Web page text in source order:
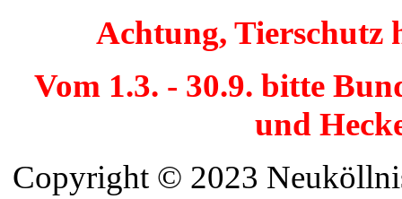
Achtung, Tierschutz
Vom 1.3. - 30.9. bitte
und
Copyright © 2023